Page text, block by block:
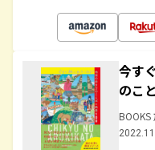
今す
のこ
BOOKS